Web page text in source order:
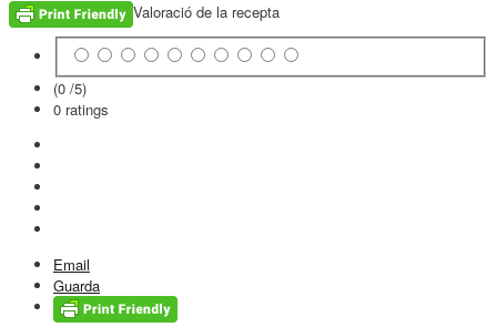
Valoració de la recepta
(0 /5)
0 ratings
Email
Guarda